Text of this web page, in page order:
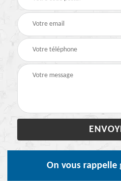
On vous